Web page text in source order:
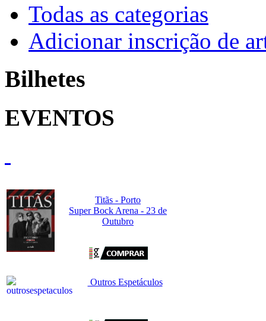
Todas as categorias
Adicionar inscrição de
Bilhetes
EVENTOS
Titãs - Porto
Super Bock Arena - 23 de
Outubro
Outros Espetáculos